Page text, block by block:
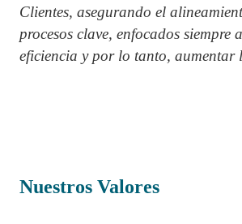
Clientes, asegurando el
procesos clave, enfocados siempre
eficiencia y por lo tanto, aumentar
Nuestros Valores